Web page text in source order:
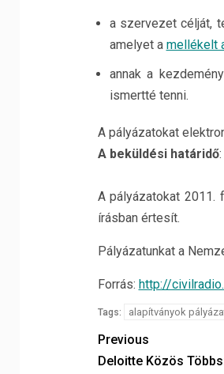
a szervezet célját,
amelyet a mellékelt
annak a
ismertté tenni.
A pályázatokat
A beküldési határidő:
A pályázatokat
írásban értesít.
Pályázatunkat a
Forrás: http://
Tags: alapítványok
Previous
Deloitte Közös